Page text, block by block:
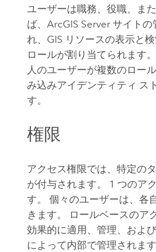
ユーザーは職務、役職、ま
ば、ArcGIS Server サイトの
れ、GIS リソースの表示と
ロールが割り当てられます
人のユーザーが複数のロー
み込みアイデンティティ ス
す。
権限
アクセス権限では、特定の
が付与されます。 1 つのア
す。 個々のユーザーは、各
きます。 ロールベースのア
効果的に適用、管理、およ
によって内部で管理されます